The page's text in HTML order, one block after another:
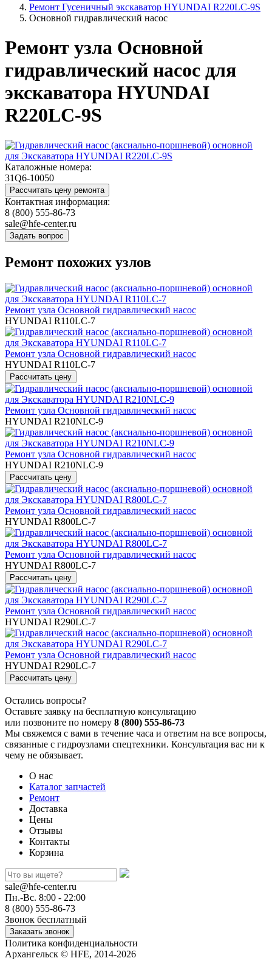
Ремонт Гусеничный экскаватор HYUNDAI R220LC-9S
Основной гидравлический насос
Ремонт узла Основной
гидравлический насос для
экскаватора HYUNDAI
R220LC-9S
Каталожные номера:
31Q6-10050
Контактная информация:
8 (800) 555-86-73
sale@hfe-center.ru
Ремонт похожих узлов
Ремонт узла Основной гидравлический насос
HYUNDAI R110LC-7
Ремонт узла Основной гидравлический насос
HYUNDAI R110LC-7
Ремонт узла Основной гидравлический насос
HYUNDAI R210NLC-9
Ремонт узла Основной гидравлический насос
HYUNDAI R210NLC-9
Ремонт узла Основной гидравлический насос
HYUNDAI R800LC-7
Ремонт узла Основной гидравлический насос
HYUNDAI R800LC-7
Ремонт узла Основной гидравлический насос
HYUNDAI R290LC-7
Ремонт узла Основной гидравлический насос
HYUNDAI R290LC-7
Остались вопросы?
Оставьте заявку на бесплатную консультацию
или позвоните по номеру 8 (800) 555-86-73
Мы свяжемся с вами в течение часа и ответим на все вопросы,
связанные с гидроузлами спецтехники. Консультация вас ни к
чему не обязывает.
О нас
Каталог запчастей
Ремонт
Доставка
Цены
Отзывы
Контакты
Корзина
sale@hfe-center.ru
Пн.-Вс. 8:00 - 22:00
8 (800) 555-86-73
Звонок бесплатный
Политика конфиденциальности
Архангельск © HFE, 2014-2026